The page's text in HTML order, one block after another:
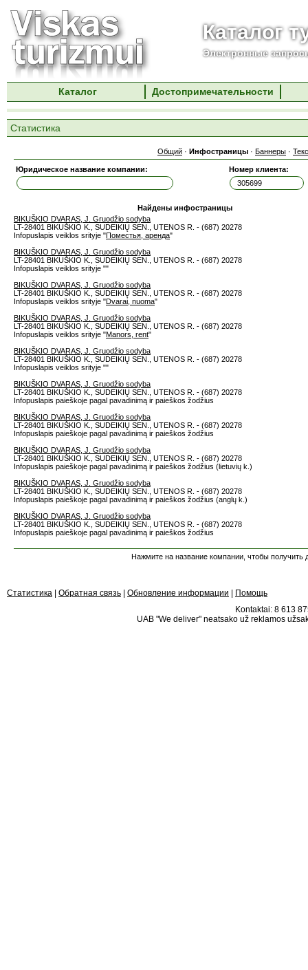
Каталог
Электронные
Каталог Достопримечательности
Статистика
Общий · Инфостраницы · Баннеры ·
Юридическое название компании: Номер клиента:
Найдены инфостраницы
BIKUŠKIO DVARAS, J. Gruodžio sodyba
LT-28401 BIKUŠKIO K., SUDEIKIŲ SEN., UTENOS R. - (687) 20278
Infopuslapis veiklos srityje "Поместья, аренда"
BIKUŠKIO DVARAS, J. Gruodžio sodyba
LT-28401 BIKUŠKIO K., SUDEIKIŲ SEN., UTENOS R. - (687) 20278
Infopuslapis veiklos srityje ""
BIKUŠKIO DVARAS, J. Gruodžio sodyba
LT-28401 BIKUŠKIO K., SUDEIKIŲ SEN., UTENOS R. - (687) 20278
Infopuslapis veiklos srityje "Dvarai, nuoma"
BIKUŠKIO DVARAS, J. Gruodžio sodyba
LT-28401 BIKUŠKIO K., SUDEIKIŲ SEN., UTENOS R. - (687) 20278
Infopuslapis veiklos srityje "Manors, rent"
BIKUŠKIO DVARAS, J. Gruodžio sodyba
LT-28401 BIKUŠKIO K., SUDEIKIŲ SEN., UTENOS R. - (687) 20278
Infopuslapis veiklos srityje ""
BIKUŠKIO DVARAS, J. Gruodžio sodyba
LT-28401 BIKUŠKIO K., SUDEIKIŲ SEN., UTENOS R. - (687) 20278
Infopuslapis paieškoje pagal pavadinimą ir paieškos žodžius
BIKUŠKIO DVARAS, J. Gruodžio sodyba
LT-28401 BIKUŠKIO K., SUDEIKIŲ SEN., UTENOS R. - (687) 20278
Infopuslapis paieškoje pagal pavadinimą ir paieškos žodžius
BIKUŠKIO DVARAS, J. Gruodžio sodyba
LT-28401 BIKUŠKIO K., SUDEIKIŲ SEN., UTENOS R. - (687) 20278
Infopuslapis paieškoje pagal pavadinimą ir paieškos žodžius (lietuvių k.)
BIKUŠKIO DVARAS, J. Gruodžio sodyba
LT-28401 BIKUŠKIO K., SUDEIKIŲ SEN., UTENOS R. - (687) 20278
Infopuslapis paieškoje pagal pavadinimą ir paieškos žodžius (anglų k.)
BIKUŠKIO DVARAS, J. Gruodžio sodyba
LT-28401 BIKUŠKIO K., SUDEIKIŲ SEN., UTENOS R. - (687) 20278
Infopuslapis paieškoje pagal pavadinimą ir paieškos žodžius
Нажмите на название компании, чтобы получить
Статистика Обратная связь Обновление информации
Помощь
Kontaktai: 8 613
UAB "We deliver" neatsako už reklamos